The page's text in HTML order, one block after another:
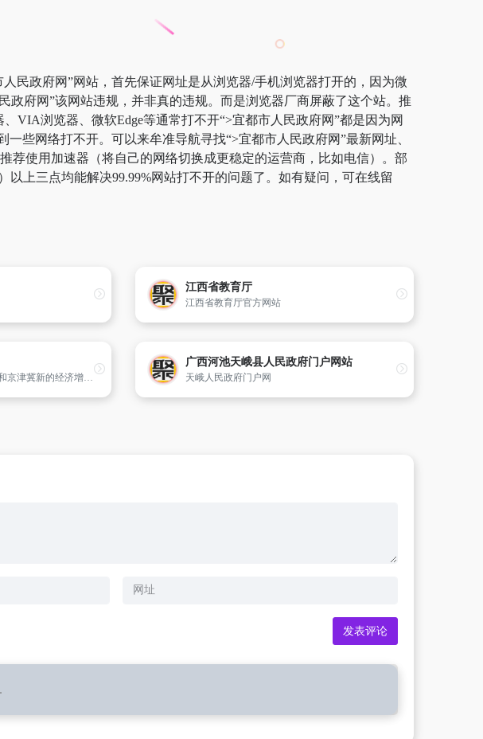
民政府网”网站，首先保证网址是从浏览器/手机浏览器打开的，因为微
府网”该网站违规，并非真的违规。而是浏览器厂商屏蔽了这个站。推
VIA浏览器、微软Edge等通常打不开“>宜都市人民政府网”都是因为网
些网络打不开。可以来牟准导航寻找“>宜都市人民政府网”最新网址、
荐使用加速器（将自己的网络切换成更稳定的运营商，比如电信）。部
上三点均能解决99.99%网站打不开的问题了。如有疑问，可在线留
江西省教育厅
江西省教育厅官方网站
河北省沿海率先发展增长极和京津冀新的经济增长极——渤海新区就等你！
广西河池天峨县人民政府门户网站
天峨人民政府门户网